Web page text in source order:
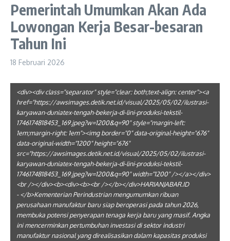
Pemerintah Umumkan Akan Ada
Lowongan Kerja Besar-besaran
Tahun Ini
18 Februari 2026
<div><div class="separator" style="clear: both;text-align: center"><a
href="https://awsimages.detik.net.id/visual/2025/05/02/ilustrasi-
karyawan-duniatex-tengah-bekerja-di-lini-produksi-tekstil-
1746174818453_169.jpeg?w=1200&q=90" style="margin-left:
1em;margin-right: 1em"><img border="0" data-original-height="676"
data-original-width="1200" height="676"
src="https://awsimages.detik.net.id/visual/2025/05/02/ilustrasi-
karyawan-duniatex-tengah-bekerja-di-lini-produksi-tekstil-
1746174818453_169.jpeg?w=1200&q=90" width="1200" /></a></div>
<br /></div><b><div><b><br /></b></div>HARIANJABAR.ID
- </b>Kementerian Perindustrian mengumumkan ribuan
perusahaan manufaktur baru siap beroperasi pada tahun 2026,
membuka potensi penyerapan tenaga kerja baru yang masif. Angka
ini mencerminkan pertumbuhan investasi di sektor industri
manufaktur nasional yang direalisasikan dalam kapasitas produksi